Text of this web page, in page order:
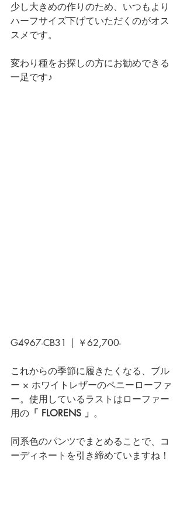
少し大きめの作りのため、いつもより
ハーフサイズ下げていただくのがオス
スメです。
変わり種をお探しの方にお勧めできる
一足です♪
G4967-CB31 | ￥62,700-
これからの季節に履きたくなる、ブル
ー × ホワイトレザーのペニーローファ
ー。使用しているラストはローファー
用の 「 FLORENS 」 。
同系色のパンツでまとめることで、コ
ーディネートを引き締めていますね！